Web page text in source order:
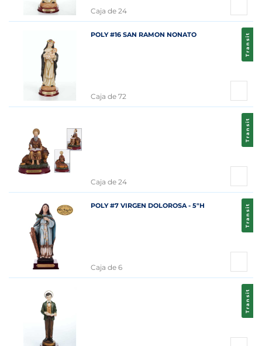
Caja de 24
Transit
POLY #16 SAN RAMON NONATO
Caja de 72
Transit
Caja de 24
Transit
POLY #7 VIRGEN DOLOROSA - 5"H
Caja de 6
Transit